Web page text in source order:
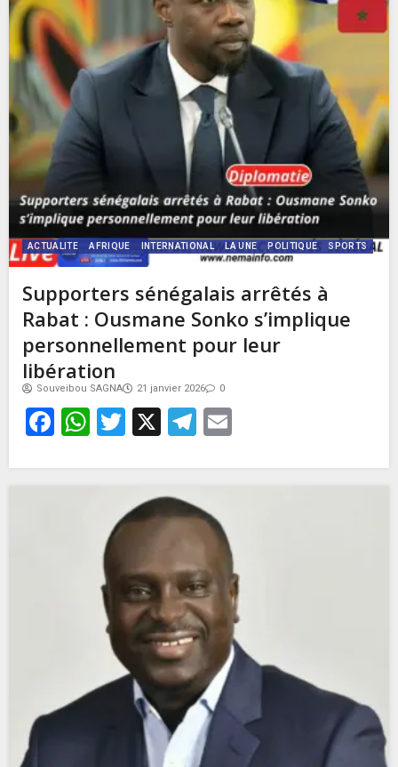
ACTUALITE AFRIQUE INTERNATIONAL LA UNE POLITIQUE SPORTS
Supporters sénégalais arrêtés à
Rabat : Ousmane Sonko s’implique
personnellement pour leur
libération
Souveibou SAGNA 21 janvier 2026 0
Facebook
WhatsApp
Twitter
X Telegram